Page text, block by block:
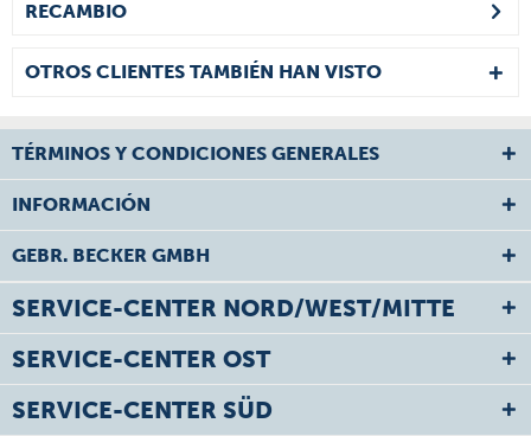
RECAMBIO
OTROS CLIENTES TAMBIÉN HAN VISTO
TÉRMINOS Y CONDICIONES GENERALES
INFORMACIÓN
GEBR. BECKER GMBH
SERVICE-CENTER NORD/WEST/MITTE
SERVICE-CENTER OST
SERVICE-CENTER SÜD